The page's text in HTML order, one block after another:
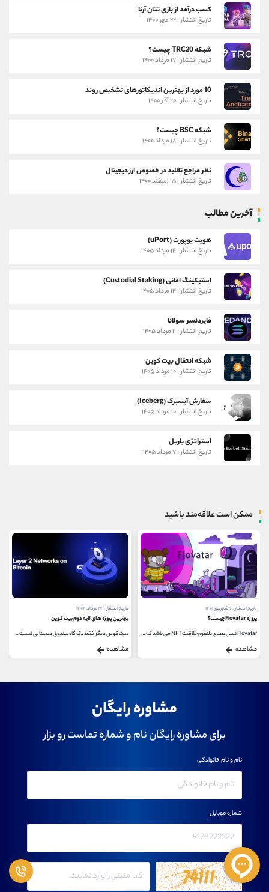
کسب درآمد از بازی تتان آرنا
تاریخ انتشار : ۲۲ مهر ۱۴۰۰
شبکه TRC20 چیست؟
تاریخ انتشار : ۱۷ مرداد ۱۴۰۰
10 مورد از بهترین اندیکاتورهای تشخیص روند
تاریخ انتشار : ۲۰ آذر ۱۴۰۰
شبکه BSC چیست؟
تاریخ انتشار : ۱۸ مرداد ۱۴۰۰
نظر مراجع تقلید در خصوص ارز دیجیتال
تاریخ انتشار : ۱۵ اسفند ۱۴۰۰
آخرین مطالب
هویت یوپورت (uPort)
تاریخ انتشار : ۱۴ مرداد ۱۴۰۵
استیکینگ امانی (Custodial Staking)
تاریخ انتشار : ۱۴ مرداد ۱۴۰۵
فایردنسر سولانا
تاریخ انتشار : ۱۱ مرداد ۱۴۰۵
شبکه انتقال بیت کوین
تاریخ انتشار : ۱۰ مرداد ۱۴۰۵
سفارش آیسبرگ (Iceberg)
تاریخ انتشار : ۱۰ مرداد ۱۴۰۵
استراتژی باربل
تاریخ انتشار : ۷ مرداد ۱۴۰۵
ممکن است علاقه‌مند باشید
تاریخ انتشار : ۶ شهریور ۱۴۰۱
پروژه Flovatar چیست؟
Flovatar نسل بعدی پلتفرم خلاقیت NFT می باشد که افراد...
مشاهده
تاریخ انتشار : ۲۴ مرداد ۱۴۰۴
بهترین پروژه‌ های لایه دوم بیت کوین
بیت ‌کوین دیگر فقط یک گاوصندوق دیجیتالی نیست...
مشاهده
مشاوره رایگان
برای مشاوره رایگان نام و شماره تماست رو بزار
نام و نام خانوادگی
شماره موبایل